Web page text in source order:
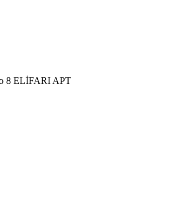
8 ELİFARI APT